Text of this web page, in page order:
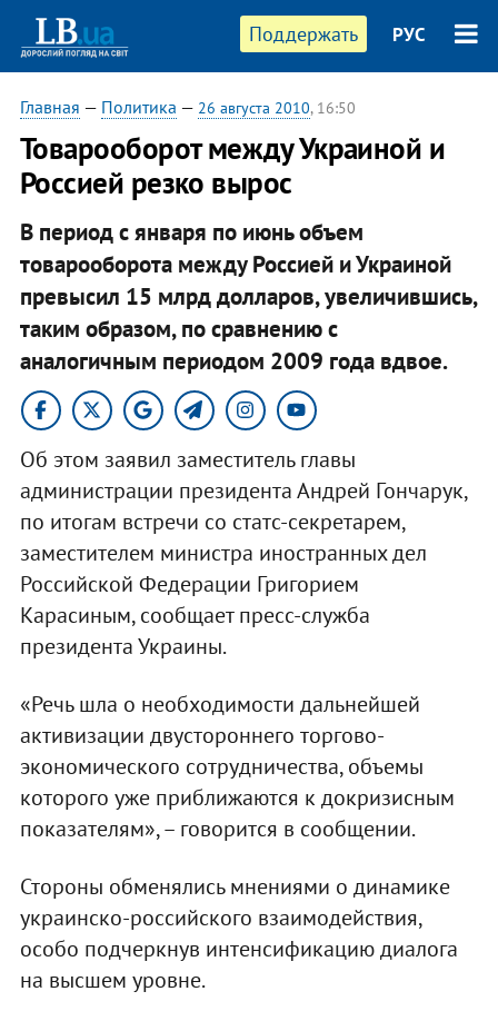
Поддержать РУС
Главная — Политика — 26 августа 2010, 16:50
Товарооборот между Украиной и
Россией резко вырос
В период с января по июнь объем
товарооборота между Россией и Украиной
превысил 15 млрд долларов, увеличившись,
таким образом, по сравнению с
аналогичным периодом 2009 года вдвое.
Об этом заявил заместитель главы
администрации президента Андрей Гончарук,
по итогам встречи со статс-секретарем,
заместителем министра иностранных дел
Российской Федерации Григорием
Карасиным, сообщает пресс-служба
президента Украины.
«Речь шла о необходимости дальнейшей
активизации двустороннего торгово-
экономического сотрудничества, объемы
которого уже приближаются к докризисным
показателям», – говорится в сообщении.
Стороны обменялись мнениями о динамике
украинско-российского взаимодействия,
особо подчеркнув интенсификацию диалога
на высшем уровне.